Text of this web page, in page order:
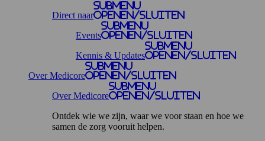
Direct naar
Submenu
openen/sluiten
Events
Submenu
openen/sluiten
Kennis & Updates
Submenu
openen/sluiten
Over Medicore
Submenu
openen/sluiten
Over Medicore
Submenu
openen/sluiten
Ontdek wie we zijn, waar we voor staan en hoe we
samen de zorg vooruit helpen.